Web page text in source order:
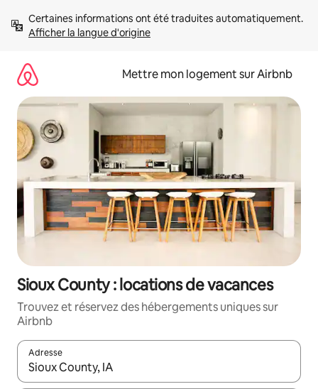
directement
Afficher la langue d'origine
Mettre mon logement sur Airbnb
Sioux County : locations de vacances
Trouvez et réservez des hébergements uniques sur
Airbnb
Adresse
Lorsque les résultats s'affichent, utilisez les flèches vers le